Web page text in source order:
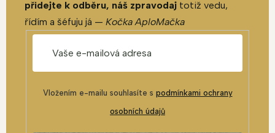
přidejte k odběru, náš zpravodaj totiž vedu,
řídím a šéfuju já — Kočka AploMačka
Vložením e-mailu souhlasíte s podmínkami ochrany
osobních údajů